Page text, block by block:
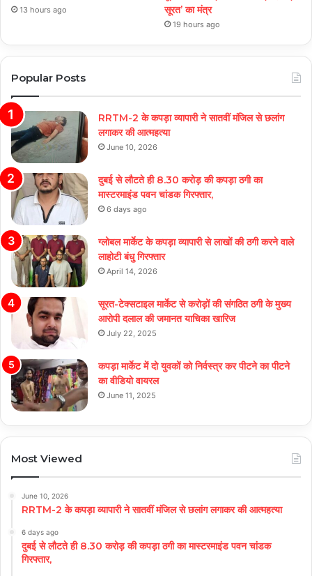
13 hours ago
सूरत’ का मंत्र
19 hours ago
Popular Posts
RRTM-2 के कपड़ा व्यापारी ने सातवीं मंजिल से छलांग
लगाकर की आत्महत्या
June 10, 2026
दुबई से लौटते ही 8.30 करोड़ की कपड़ा ठगी का
मास्टरमाइंड पवन चांडक गिरफ्तार,
6 days ago
ग्लोबल मार्केट के कपड़ा व्यापारी से लाखों की ठगी करने वाले
लाहोटी बंधु गिरफ्तार
April 14, 2026
सूरत-टेक्सटाइल मार्केट से करोड़ों की संगठित ठगी के मुख्य
आरोपी दलाल की जमानत याचिका खारिज
July 22, 2025
कपड़ा मार्केट में दो युवकों को निर्वस्त्र कर पीटने का पीटने
का वीडियो वायरल
June 11, 2025
Most Viewed
June 10, 2026
RRTM-2 के कपड़ा व्यापारी ने सातवीं मंजिल से छलांग लगाकर की आत्महत्या
6 days ago
दुबई से लौटते ही 8.30 करोड़ की कपड़ा ठगी का मास्टरमाइंड पवन चांडक
गिरफ्तार,